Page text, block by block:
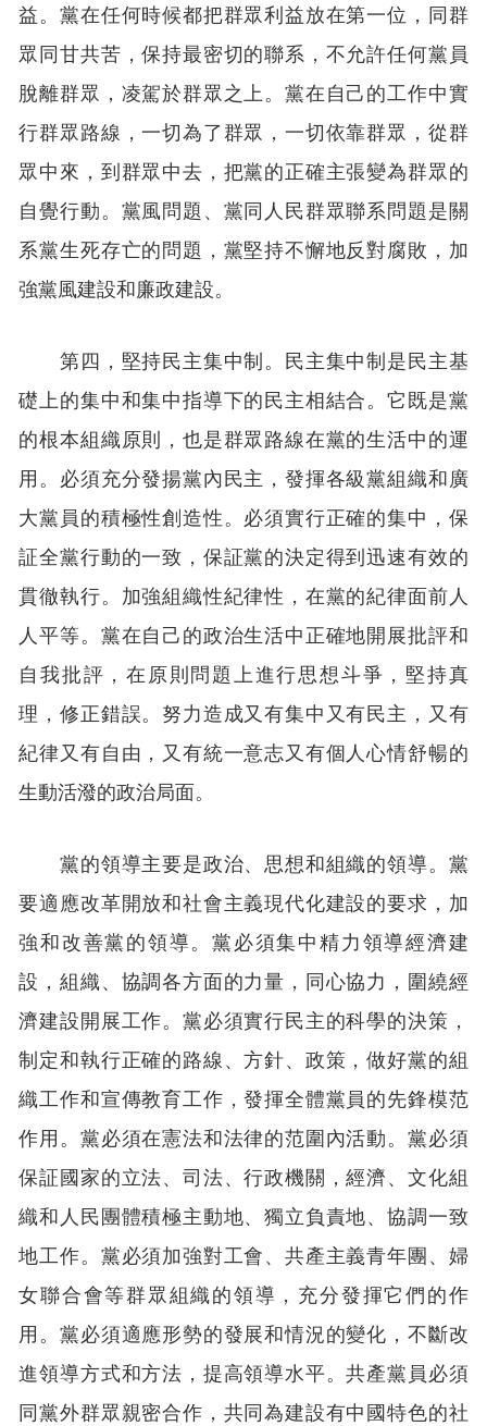
益。黨在任何時候都把群眾利益放在第一位，同群
眾同甘共苦，保持最密切的聯系，不允許任何黨員
脫離群眾，凌駕於群眾之上。黨在自己的工作中實
行群眾路線，一切為了群眾，一切依靠群眾，從群
眾中來，到群眾中去，把黨的正確主張變為群眾的
自覺行動。黨風問題、黨同人民群眾聯系問題是關
系黨生死存亡的問題，黨堅持不懈地反對腐敗，加
強黨風建設和廉政建設。
第四，堅持民主集中制。民主集中制是民主基
礎上的集中和集中指導下的民主相結合。它既是黨
的根本組織原則，也是群眾路線在黨的生活中的運
用。必須充分發揚黨內民主，發揮各級黨組織和廣
大黨員的積極性創造性。必須實行正確的集中，保
証全黨行動的一致，保証黨的決定得到迅速有效的
貫徹執行。加強組織性紀律性，在黨的紀律面前人
人平等。黨在自己的政治生活中正確地開展批評和
自我批評，在原則問題上進行思想斗爭，堅持真
理，修正錯誤。努力造成又有集中又有民主，又有
紀律又有自由，又有統一意志又有個人心情舒暢的
生動活潑的政治局面。
黨的領導主要是政治、思想和組織的領導。黨
要適應改革開放和社會主義現代化建設的要求，加
強和改善黨的領導。黨必須集中精力領導經濟建
設，組織、協調各方面的力量，同心協力，圍繞經
濟建設開展工作。黨必須實行民主的科學的決策，
制定和執行正確的路線、方針、政策，做好黨的組
織工作和宣傳教育工作，發揮全體黨員的先鋒模范
作用。黨必須在憲法和法律的范圍內活動。黨必須
保証國家的立法、司法、行政機關，經濟、文化組
織和人民團體積極主動地、獨立負責地、協調一致
地工作。黨必須加強對工會、共產主義青年團、婦
女聯合會等群眾組織的領導，充分發揮它們的作
用。黨必須適應形勢的發展和情況的變化，不斷改
進領導方式和方法，提高領導水平。共產黨員必須
同黨外群眾親密合作，共同為建設有中國特色的社